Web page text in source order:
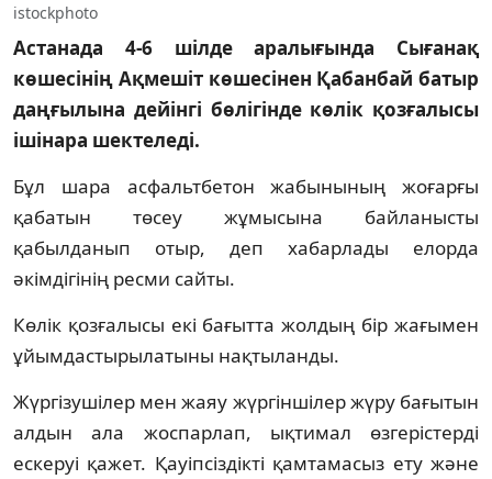
istockphoto
Астанада 4-6 шілде аралығында Сығанақ
көшесінің Ақмешіт көшесінен Қабанбай батыр
даңғылына дейінгі бөлігінде көлік қозғалысы
ішінара шектеледі.
Бұл шара асфальтбетон жабынының жоғарғы
қабатын төсеу жұмысына байланысты
қабылданып отыр, деп хабарлады елорда
әкімдігінің ресми сайты.
Көлік қозғалысы екі бағытта жолдың бір жағымен
ұйымдастырылатыны нақтыланды.
Жүргізушілер мен жаяу жүргіншілер жүру бағытын
алдын ала жоспарлап, ықтимал өзгерістерді
ескеруі қажет. Қауіпсіздікті қамтамасыз ету және